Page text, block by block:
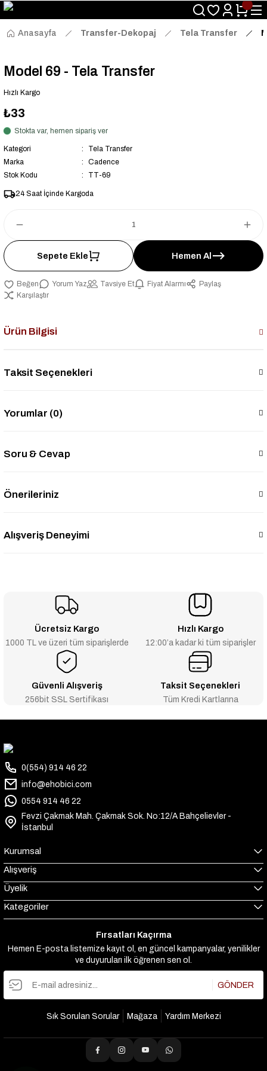
Size Özel "HG10" Kodu ile Sepette Hemen %10 İndirim Fırsatını
Kaçırmayın!
Anasayfa
Transfer-Dekopaj Tela Transfer
Model 69 - Tela Transfer
Hızlı Kargo
₺33
Stokta var, hemen sipariş ver
Kategori
Tela Transfer
Marka
Cadence
Stok Kodu
TT-69
24 Saat İçinde Kargoda
Sepete Ekle Hemen Al
Yorum Yaz Tavsiye Et Fiyat Alarmı
Paylaş
Karşılaştır
Ürün Bilgisi
Taksit Seçenekleri
Yorumlar (0)
Soru & Cevap
Önerileriniz
Alışveriş Deneyimi
Ücretsiz Kargo
1000 TL ve üzeri tüm siparişlerde
Hızlı Kargo
12:00’a kadar ki tüm siparişler
Güvenli Alışveriş
256bit SSL Sertifikası
Taksit Seçenekleri
Tüm Kredi Kartlarına
0(554) 914 46 22
info@ehobici.com
0554 914 46 22
Fevzi Çakmak Mah. Çakmak Sok. No:12/A Bahçelievler -
İstanbul
Kurumsal
Alışveriş
Üyelik
Kategoriler
Fırsatları Kaçırma
Hemen E-posta listemize kayıt ol, en güncel kampanyalar, yenilikler
ve duyuruları ilk öğrenen sen ol.
GÖNDER
Sık Sorulan Sorular Mağaza Yardım Merkezi